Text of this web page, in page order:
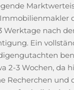
Werktage nach
Ein
2-3 Wochen, da
Recherchen und